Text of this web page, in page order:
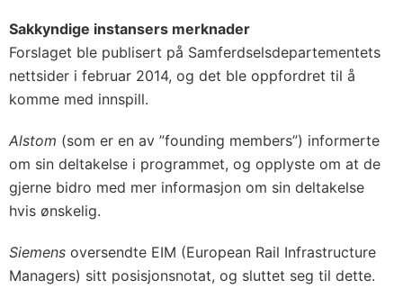
Sakkyndige instansers merknader
Forslaget ble publisert på Samferdselsdepartementets
nettsider i februar 2014, og det ble oppfordret til å
komme med innspill.
Alstom (som er en av ”founding members”) informerte
om sin deltakelse i programmet, og opplyste om at de
gjerne bidro med mer informasjon om sin deltakelse
hvis ønskelig.
Siemens oversendte EIM (European Rail Infrastructure
Managers) sitt posisjonsnotat, og sluttet seg til dette.